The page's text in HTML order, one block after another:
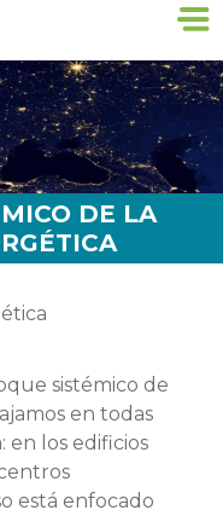
DE LA
sistémico de
en todas
en los edificios
está enfocado